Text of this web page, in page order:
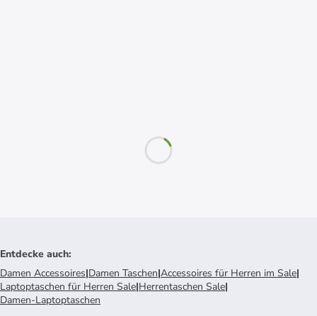
Entdecke auch:
Damen Accessoires|Damen Taschen|Accessoires für Herren im Sale|
Laptoptaschen für Herren Sale|Herrentaschen Sale|
Damen-Laptoptaschen